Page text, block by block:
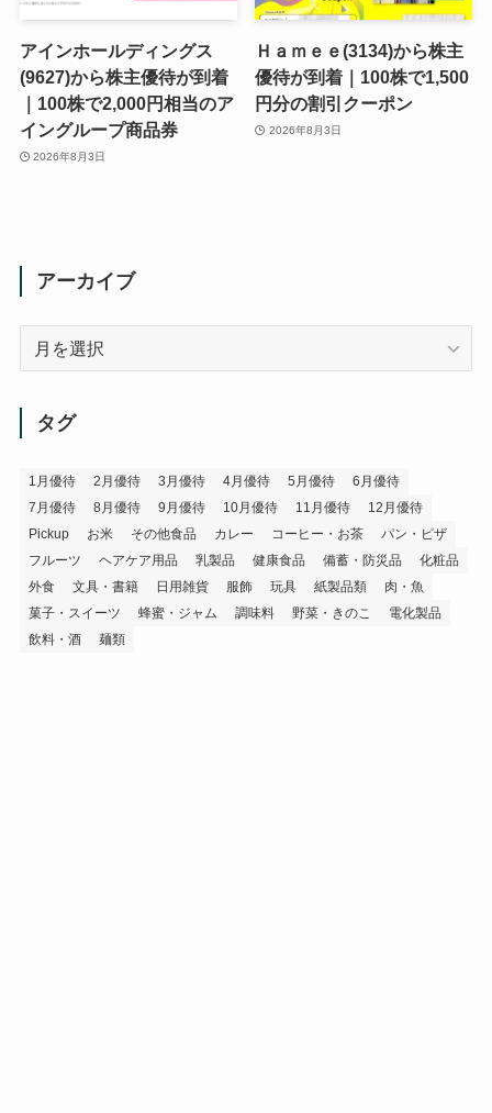
アインホールディングス
(9627)から株主優待が到着
｜100株で2,000円相当のア
イングループ商品券
2026年8月3日
Ｈａｍｅｅ(3134)から株主
優待が到着｜100株で1,500
円分の割引クーポン
2026年8月3日
アーカイブ
タグ
1月優待 2月優待 3月優待 4月優待 5月優待
6月優待
7月優待
8月優待 9月優待 10月優待 11月優待
12月優待
Pickup
お米 その他食品 カレー コーヒー・お茶
パン・ピザ
フルーツ
ヘアケア用品 乳製品 健康食品 備蓄・防災品
化粧品
外食
文具・書籍 日用雑貨 服飾 玩具 紙製品類
肉・魚
菓子・スイーツ
蜂蜜・ジャム 調味料 野菜・きのこ
電化製品
飲料・酒
麺類